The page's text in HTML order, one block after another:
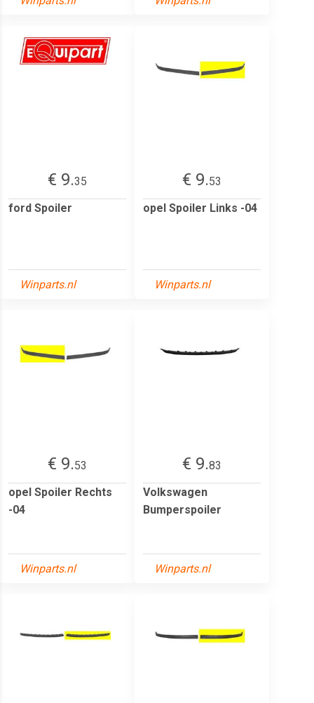
€ 9.35
ford Spoiler
Winparts.nl
€ 9.53
opel Spoiler Links -04
Winparts.nl
€ 9.53
opel Spoiler Rechts
-04
Winparts.nl
€ 9.83
Volkswagen
Bumperspoiler
Winparts.nl